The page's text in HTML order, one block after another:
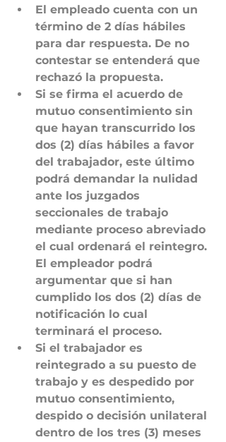
El empleado cuenta con un
término de 2 días hábiles
para dar respuesta. De no
contestar se entenderá que
rechazó la propuesta.
Si se firma el acuerdo de
mutuo consentimiento sin
que hayan transcurrido los
dos (2) días hábiles a favor
del trabajador, este último
podrá demandar la nulidad
ante los juzgados
seccionales de trabajo
mediante proceso abreviado
el cual ordenará el reintegro.
El empleador podrá
argumentar que si han
cumplido los dos (2) días de
notificación lo cual
terminará el proceso.
Si el trabajador es
reintegrado a su puesto de
trabajo y es despedido por
mutuo consentimiento,
despido o decisión unilateral
dentro de los tres (3) meses